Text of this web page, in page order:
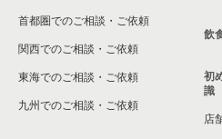
首都圏でのご相談・ご依頼
関西でのご相談・ご依頼
東海でのご相談・ご依頼
九州でのご相談・ご依頼
飲
初
識
店